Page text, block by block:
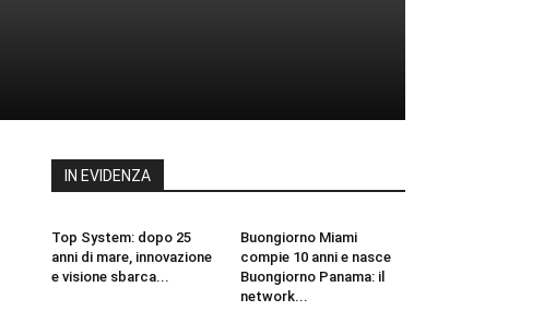
IN EVIDENZA
Top System: dopo 25
anni di mare, innovazione
e visione sbarca...
Buongiorno Miami
compie 10 anni e nasce
Buongiorno Panama: il
network...